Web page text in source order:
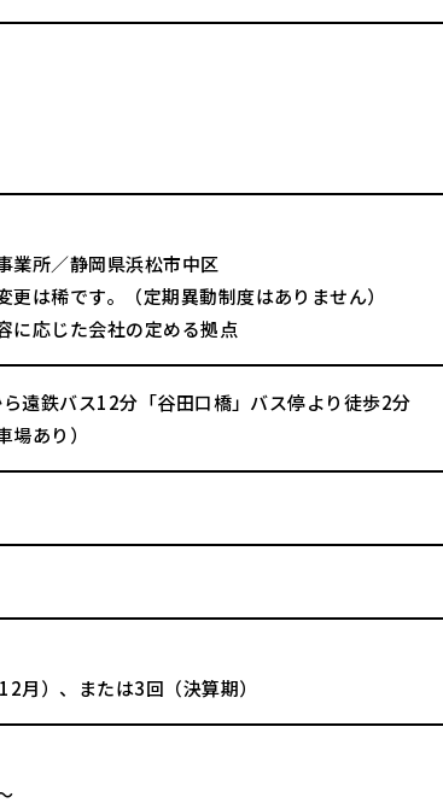
業所／静岡県浜松市中区
は稀です。（定期異動制度はありません）
に応じた会社の定める拠点
遠鉄バス12分「谷田口橋」バス停より徒歩2分
あり）
月）、または3回（決算期）